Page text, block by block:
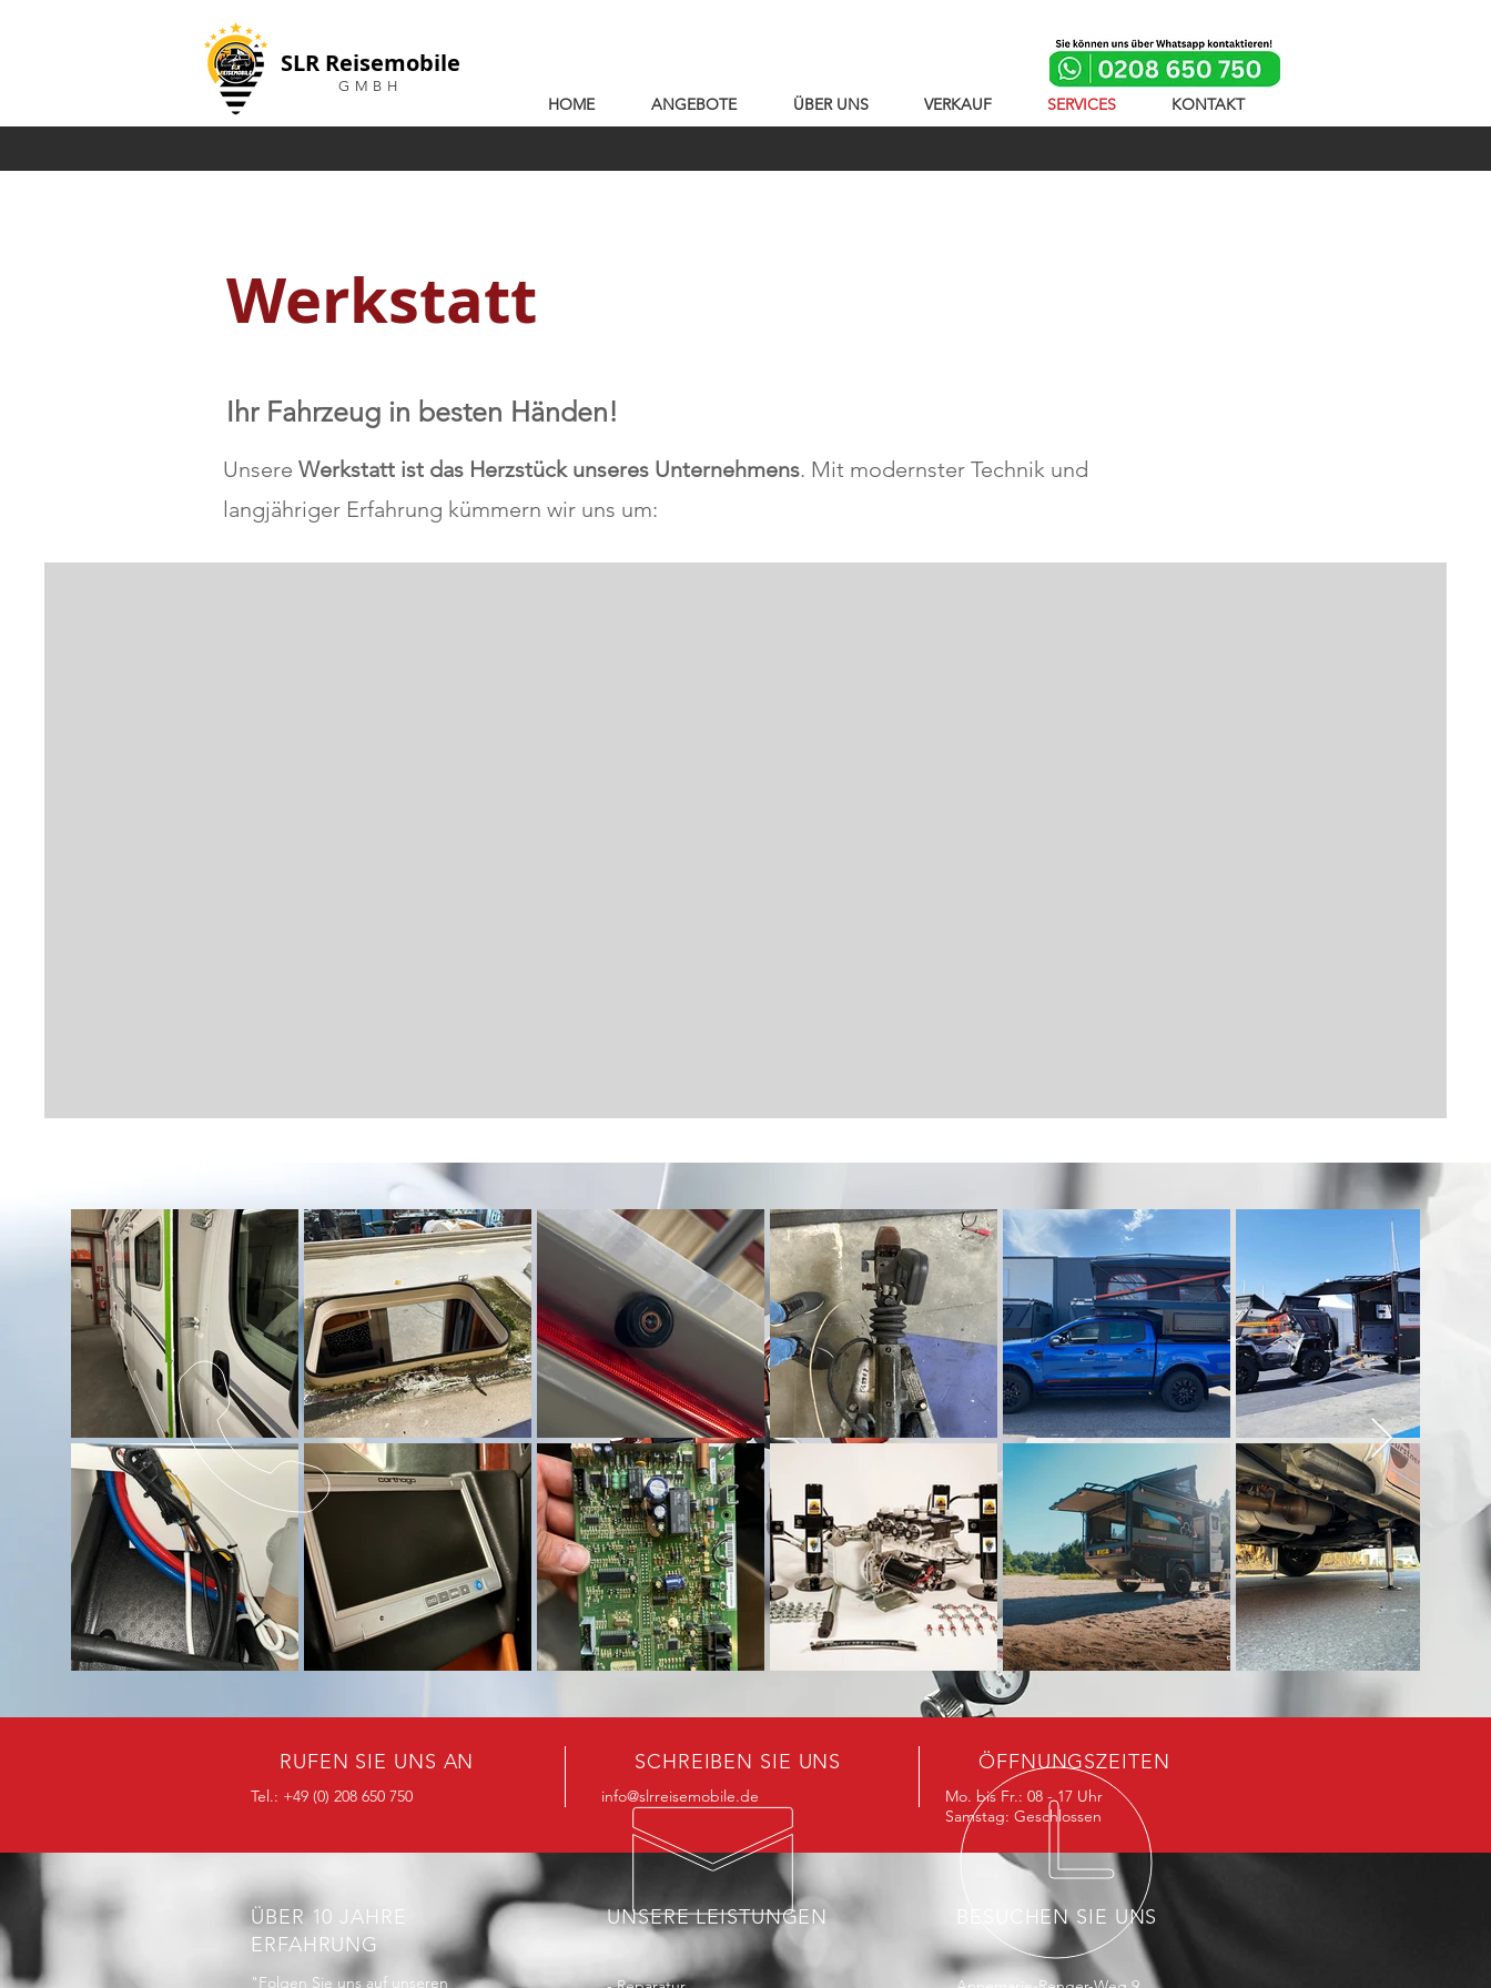
SLR Reisemobile
GMBH
HOME ANGEBOTE ÜBER UNS VERKAUF SERVICES KONTAKT
Werkstatt
Ihr Fahrzeug in besten Händen!
Unsere Werkstatt ist das Herzstück unseres Unternehmens. Mit modernster Technik und
langjähriger Erfahrung kümmern wir uns um:
RUFEN SIE UNS AN
Tel.: +49 (0) 208 650 750
SCHREIBEN SIE UNS
info@slrreisemobile.de
ÖFFNUNGSZEITEN
Mo. bis Fr.: 08 - 17 Uhr
Samstag: Geschlossen
ÜBER 10 JAHRE
ERFAHRUNG
"Folgen Sie uns auf unseren
UNSERE LEISTUNGEN BESUCHEN SIE UNS